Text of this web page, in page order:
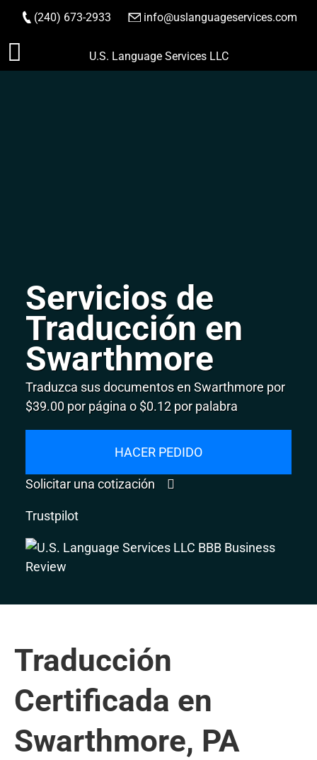
Saltar
(240) 673-2933 info@uslanguageservices.com
HACER PEDIDO
U.S. Language Services LLC
Servicios de
Traducción en
Swarthmore
Traduzca sus documentos en Swarthmore por
$39.00 por página o $0.12 por palabra
HACER PEDIDO
Solicitar una cotización
Trustpilot
Traducción
Certificada en
Swarthmore, PA